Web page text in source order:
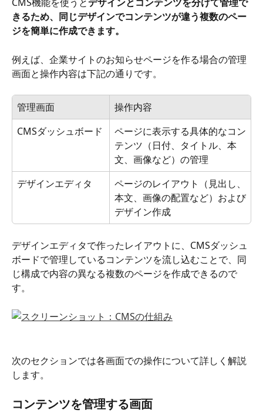
きるため、同じデザインでコンテンツが違う複数のペー
ジを簡単に作成できます。
例えば、企業サイトのお知らせページを作る場合の管理
画面と操作内容は下記の通りです。
管理画面
操作内容
CMSダッシュボード
ページに表示する具体的なコン
テンツ（日付、タイトル、本
文、画像など）の管理
デザインエディタ
ページのレイアウト（見出し、
本文、画像の配置など）および
デザイン作成
デザインエディタで作ったレイアウトに、CMSダッシュ
ボードで管理しているコンテンツを流し込むことで、同
じ構成で内容の異なる複数のページを作成できるので
す。
次のセクションでは各画面での操作について詳しく解説
します。
コンテンツを管理する画面